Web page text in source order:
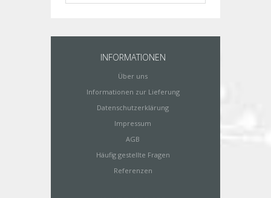
INFORMATIONEN
Über uns
Informationen zur Lieferung
Datenschutzerklärung
Impressum
AGB
Häufig gestellte Fragen
Referenzen